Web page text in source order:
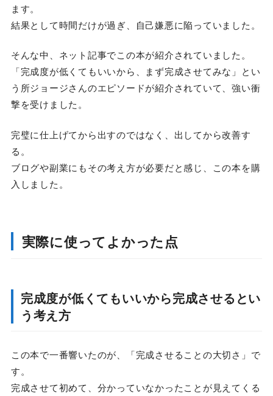
ます。
結果として時間だけが過ぎ、自己嫌悪に陥っていました。
そんな中、ネット記事でこの本が紹介されていました。
「完成度が低くてもいいから、まず完成させてみな」とい
う所ジョージさんのエピソードが紹介されていて、強い衝
撃を受けました。
完璧に仕上げてから出すのではなく、出してから改善す
る。
ブログや副業にもその考え方が必要だと感じ、この本を購
入しました。
実際に使ってよかった点
完成度が低くてもいいから完成させるとい
う考え方
この本で一番響いたのが、「完成させることの大切さ」で
す。
完成させて初めて、分かっていなかったことが見えてくる